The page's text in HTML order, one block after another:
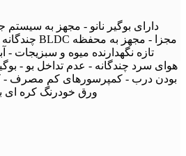
تازه نگهدارنده میوه و سبزیجات
هوای سرد چندگانه - عدم تداخل بو -
بودن درب - کمپرسورهای کم مصرف -
ورق خودرنگ کره ای